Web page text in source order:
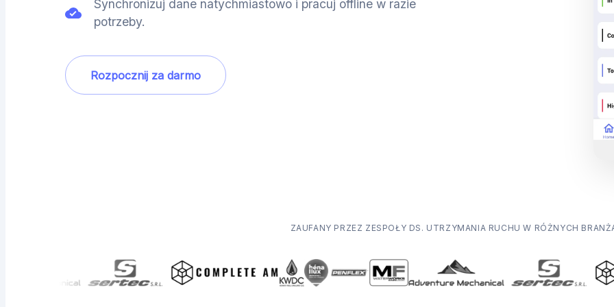
Synchronizuj dane natychmiastowo i pracuj offline w razie
potrzeby.
Rozpocznij za darmo
ZAUFANY PRZEZ ZESPOŁY DS. UTRZYMANIA RUCHU W RÓŻNYCH